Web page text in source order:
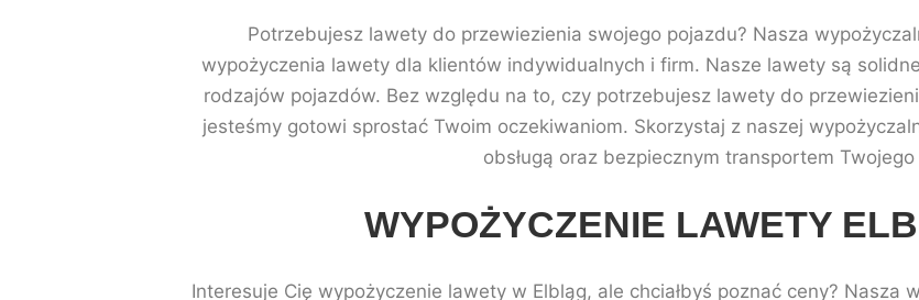
Potrzebujesz lawety do przewiezienia swojego pojazdu? Nasza
wypożyczenia lawety dla klientów indywidualnych i firm. Nasze lawety są
rodzajów pojazdów. Bez względu na to, czy potrzebujesz lawety do
jesteśmy gotowi sprostać Twoim oczekiwaniom. Skorzystaj z naszej
obsługą oraz bezpiecznym transportem
WYPOŻYCZENIE LAWETY
Interesuje Cię wypożyczenie lawety w Elbląg, ale chciałbyś poznać ceny? Nasza